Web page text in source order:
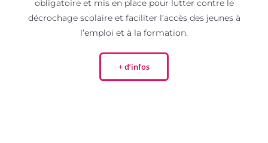
obligatoire et mis en place pour lutter contre le
décrochage scolaire et faciliter l’accès des jeunes à
l’emploi et à la formation.
+ d’infos